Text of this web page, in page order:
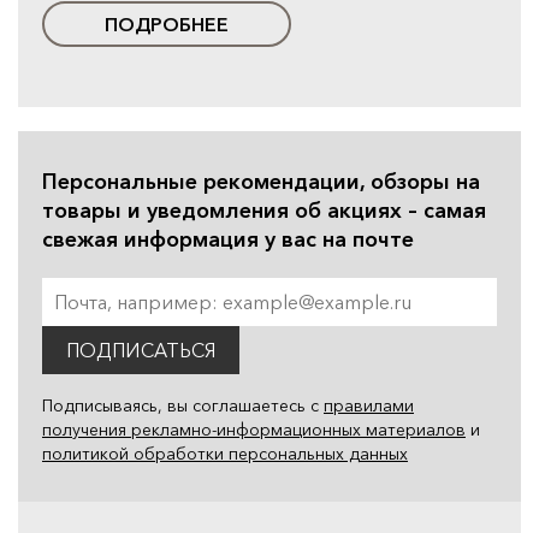
ПОДРОБНЕЕ
Персональные рекомендации, обзоры на
товары и уведомления об акциях – самая
свежая информация у вас на почте
ПОДПИСАТЬСЯ
Подписываясь, вы соглашаетесь с правилами
получения рекламно-информационных материалов и
политикой обработки персональных данных